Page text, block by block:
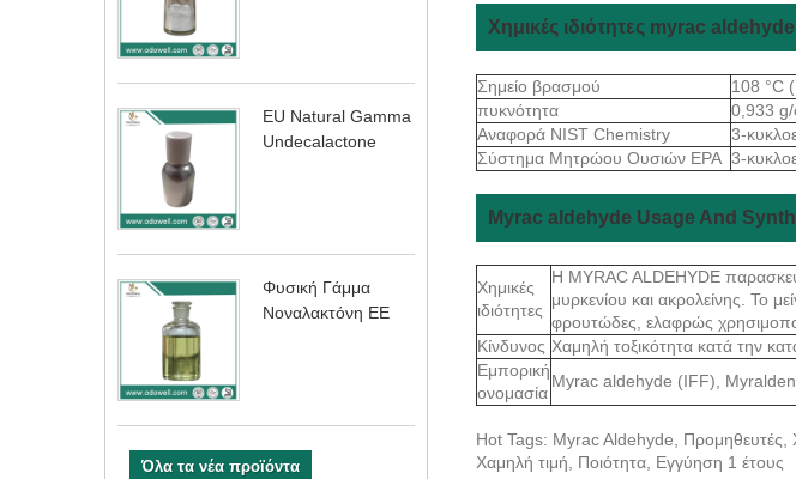
EU Natural Gamma
Undecalactone
Φυσική Γάμμα
Νοναλακτόνη ΕΕ
Όλα τα νέα προϊόντα
Χημικές ιδιότητες myrac aldehyde
Σημείο βρασμού
108 °C
πυκνότητα
0,933
Αναφορά NIST Chemistry
3-
Σύστημα Μητρώου Ουσιών EPA 3-
Myrac aldehyde Usage And
Χημικές
ιδιότητες
Η MYRAC ALDEHYDE
μυρκενίου και ακρολείνης. Το
φρουτώδες, ελαφρώς
Κίνδυνος Χαμηλή τοξικότητα κατά την
Εμπορική
ονομασία
Myrac aldehyde (IFF),
Hot Tags: Myrac Aldehyde, Προμηθευτές,
Χαμηλή τιμή, Ποιότητα, Εγγύηση 1 έτους